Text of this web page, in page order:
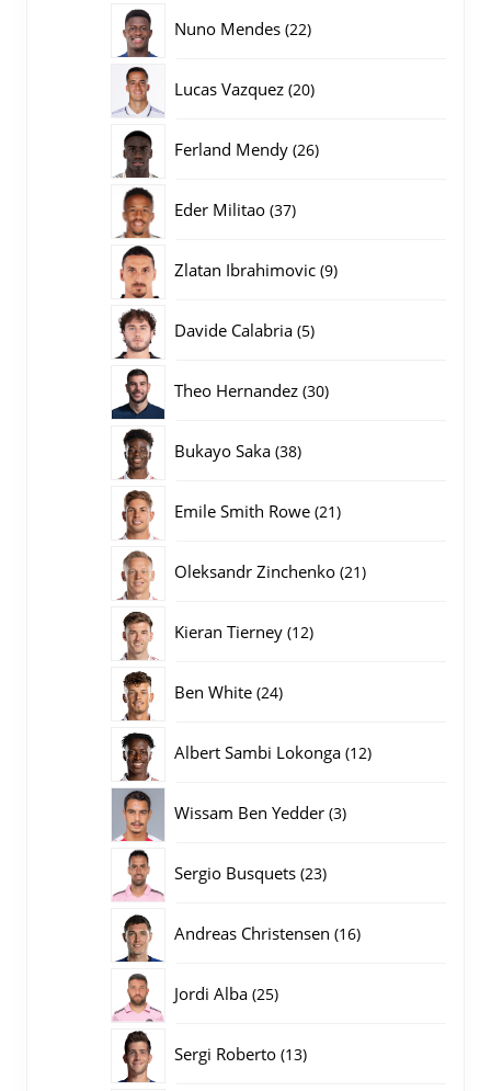
Nuno Mendes 2222
Lucas Vazquez 2020
Ferland Mendy 2626
Eder Militao 3737
Zlatan Ibrahimovic 99
Davide Calabria 55
Theo Hernandez 3030
Bukayo Saka 3838
Emile Smith Rowe 2121
Oleksandr Zinchenko 2121
Kieran Tierney 1212
Ben White 2424
Albert Sambi Lokonga 1212
Wissam Ben Yedder 33
Sergio Busquets 2323
Andreas Christensen 1616
Jordi Alba 2525
Sergi Roberto 1313